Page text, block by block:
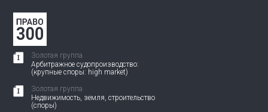
Золотая группа
Арбитражное судопроизводство:
(крупные споры: high market)
Золотая группа
Недвижимость, земля, строительство
(споры)